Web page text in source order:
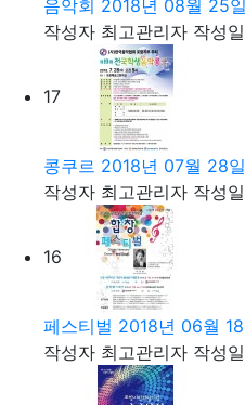
음악회 2018년 08월 25
작성자 최고관리자 작성일
17
콩쿠르 2018년 07월 28
작성자 최고관리자 작성일
16
페스티벌 2018년 06월
작성자 최고관리자 작성일